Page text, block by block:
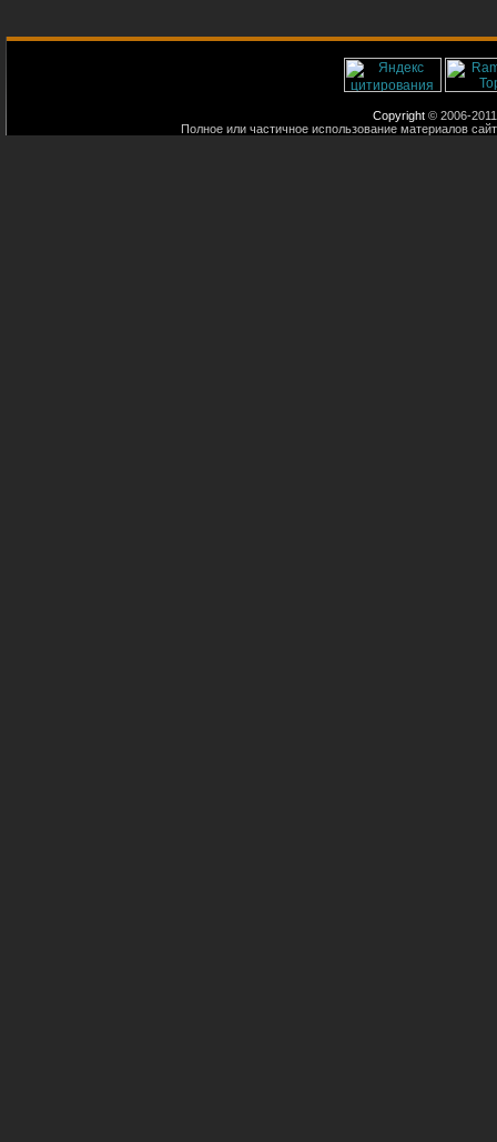
Copyright © 2006-
Полное или частичное использование материалов